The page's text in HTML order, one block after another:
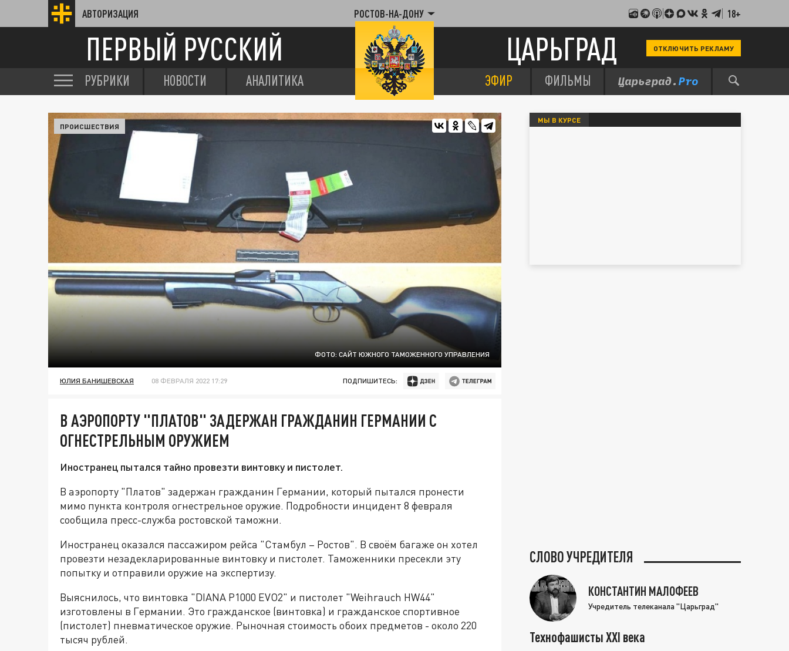
АВТОРИЗАЦИЯ РОСТОВ-НА-ДОНУ 18+
ПЕРВЫЙ РУССКИЙ ЦАРЬГРАД ОТКЛЮЧИТЬ РЕКЛАМУ
РУБРИКИ НОВОСТИ АНАЛИТИКА ЭФИР ФИЛЬМЫ
ФОТО: САЙТ ЮЖНОГО ТАМОЖЕННОГО УПРАВЛЕНИЯ
ПРОИСШЕСТВИЯ
ЮЛИЯ БАНИШЕВСКАЯ 08 ФЕВРАЛЯ 2022 17:29 ПОДПИШИТЕСЬ:
В АЭРОПОРТУ "ПЛАТОВ" ЗАДЕРЖАН ГРАЖДАНИН ГЕРМАНИИ С
ОГНЕСТРЕЛЬНЫМ ОРУЖИЕМ
Иностранец пытался тайно провезти винтовку и пистолет.
В аэропорту "Платов" задержан гражданин Германии, который пытался пронести
мимо пункта контроля огнестрельное оружие. Подробности инцидент 8 февраля
сообщила пресс-служба ростовской таможни.
Иностранец оказался пассажиром рейса "Стамбул – Ростов". В своём багаже он хотел
провезти незадекларированные винтовку и пистолет. Таможенники пресекли эту
попытку и отправили оружие на экспертизу.
Выяснилось, что винтовка "DIANA P1000 EVO2" и пистолет "Weihrauch HW44"
изготовлены в Германии. Это гражданское (винтовка) и гражданское спортивное
(пистолет) пневматическое оружие. Рыночная стоимость обоих предметов - около 220
тысяч рублей.
МЫ В КУРСЕ
СЛОВО УЧРЕДИТЕЛЯ
КОНСТАНТИН МАЛОФЕЕВ
Учредитель телеканала "Царьград"
Технофашисты XXI века